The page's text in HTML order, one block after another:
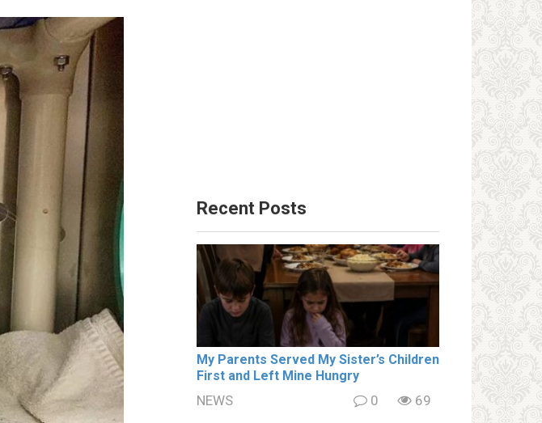
Recent Posts
My Parents Served My Sister’s Children
First and Left Mine Hungry
NEWS 0 69